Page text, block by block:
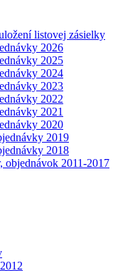
listovej zásielky
2026
2025
2024
2023
2022
2021
2020
2019
2018
objednávok 2011-2017